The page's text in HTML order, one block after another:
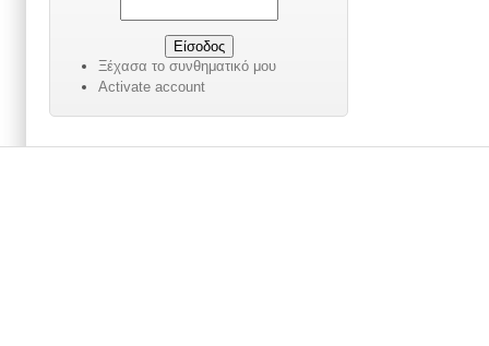
Ξέχασα το συνθηματικό μου
Activate account